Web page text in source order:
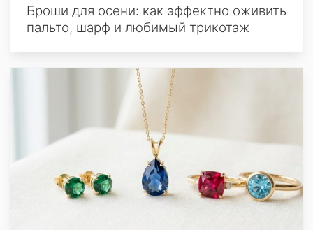
Броши для осени: как эффектно оживить
пальто, шарф и любимый трикотаж